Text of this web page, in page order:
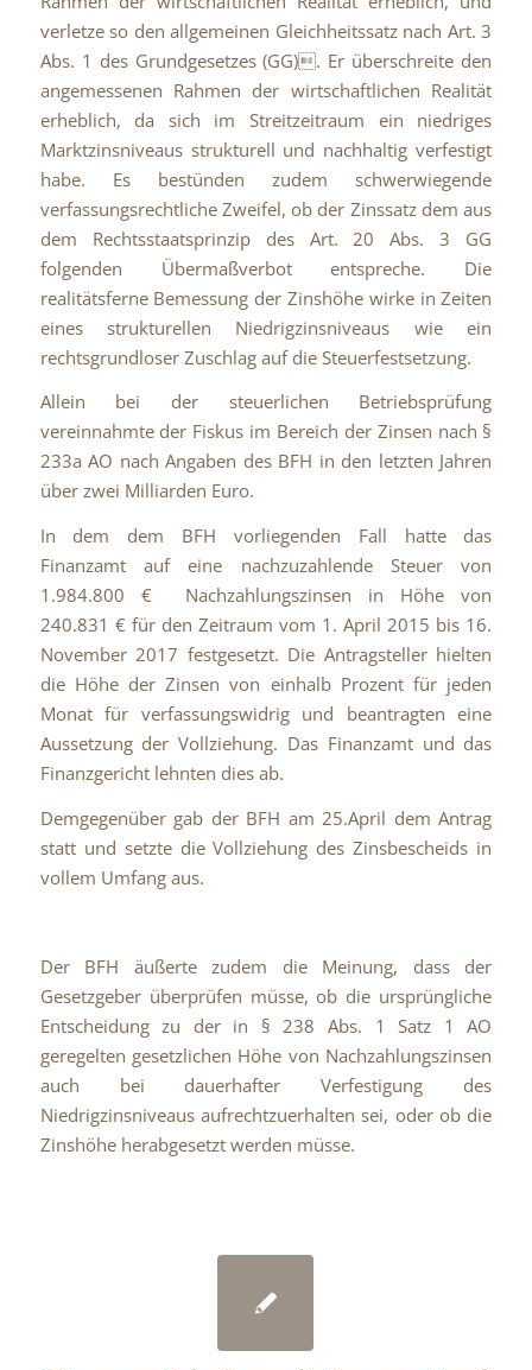
verletze so den allgemeinen Gleichheitssatz nach Art. 3
Abs. 1 des Grundgesetzes (GG). Er überschreite den
angemessenen Rahmen der wirtschaftlichen Realität
erheblich, da sich im Streitzeitraum ein niedriges
Marktzinsniveaus strukturell und nachhaltig verfestigt
habe. Es bestünden zudem schwerwiegende
verfassungsrechtliche Zweifel, ob der Zinssatz dem aus
dem Rechtsstaatsprinzip des Art. 20 Abs. 3 GG
folgenden Übermaßverbot entspreche. Die
realitätsferne Bemessung der Zinshöhe wirke in Zeiten
eines strukturellen Niedrigzinsniveaus wie ein
rechtsgrundloser Zuschlag auf die Steuerfestsetzung.
Allein bei der steuerlichen Betriebsprüfung
vereinnahmte der Fiskus im Bereich der Zinsen nach §
233a AO nach Angaben des BFH in den letzten Jahren
über zwei Milliarden Euro.
In dem dem BFH vorliegenden Fall hatte das
Finanzamt auf eine nachzuzahlende Steuer von
1.984.800 € Nachzahlungszinsen in Höhe von
240.831 € für den Zeitraum vom 1. April 2015 bis 16.
November 2017 festgesetzt. Die Antragsteller hielten
die Höhe der Zinsen von einhalb Prozent für jeden
Monat für verfassungswidrig und beantragten eine
Aussetzung der Vollziehung. Das Finanzamt und das
Finanzgericht lehnten dies ab.
Demgegenüber gab der BFH am 25.April dem Antrag
statt und setzte die Vollziehung des Zinsbescheids in
vollem Umfang aus.
Der BFH äußerte zudem die Meinung, dass der
Gesetzgeber überprüfen müsse, ob die ursprüngliche
Entscheidung zu der in § 238 Abs. 1 Satz 1 AO
geregelten gesetzlichen Höhe von Nachzahlungszinsen
auch bei dauerhafter Verfestigung des
Niedrigzinsniveaus aufrechtzuerhalten sei, oder ob die
Zinshöhe herabgesetzt werden müsse.